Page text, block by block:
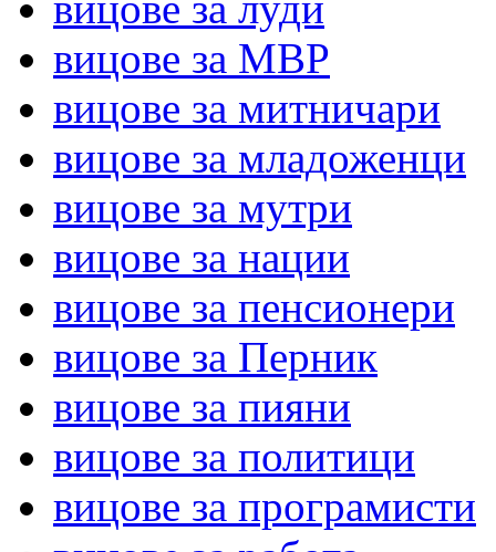
вицове за МВР
вицове за митничари
вицове за младоженци
вицове за мутри
вицове за нации
вицове за пенсионери
вицове за Перник
вицове за пияни
вицове за политици
вицове за програмисти